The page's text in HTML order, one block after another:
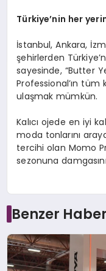
Türkiye’nin her
İstanbul, Ankara,
şehirlerden
sayesinde, “Butter
Professional’ın tüm
ulaşmak mümkün.
Kalıcı ojede en iyi
moda tonlarını
tercihi olan Momo
sezonuna
Benzer